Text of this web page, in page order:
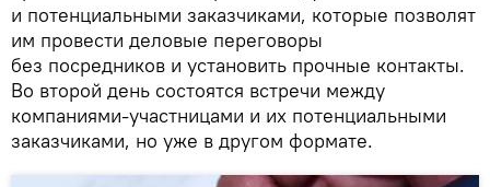
и потенциальными заказчиками, которые позволят
им провести деловые переговоры
без посредников и установить прочные контакты.
Во второй день состоятся встречи между
компаниями-участницами и их потенциальными
заказчиками, но уже в другом формате.